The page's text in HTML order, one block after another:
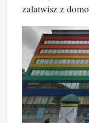
załatwisz z